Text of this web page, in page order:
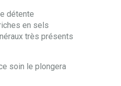
détente
en sels
très présents
soin le plongera